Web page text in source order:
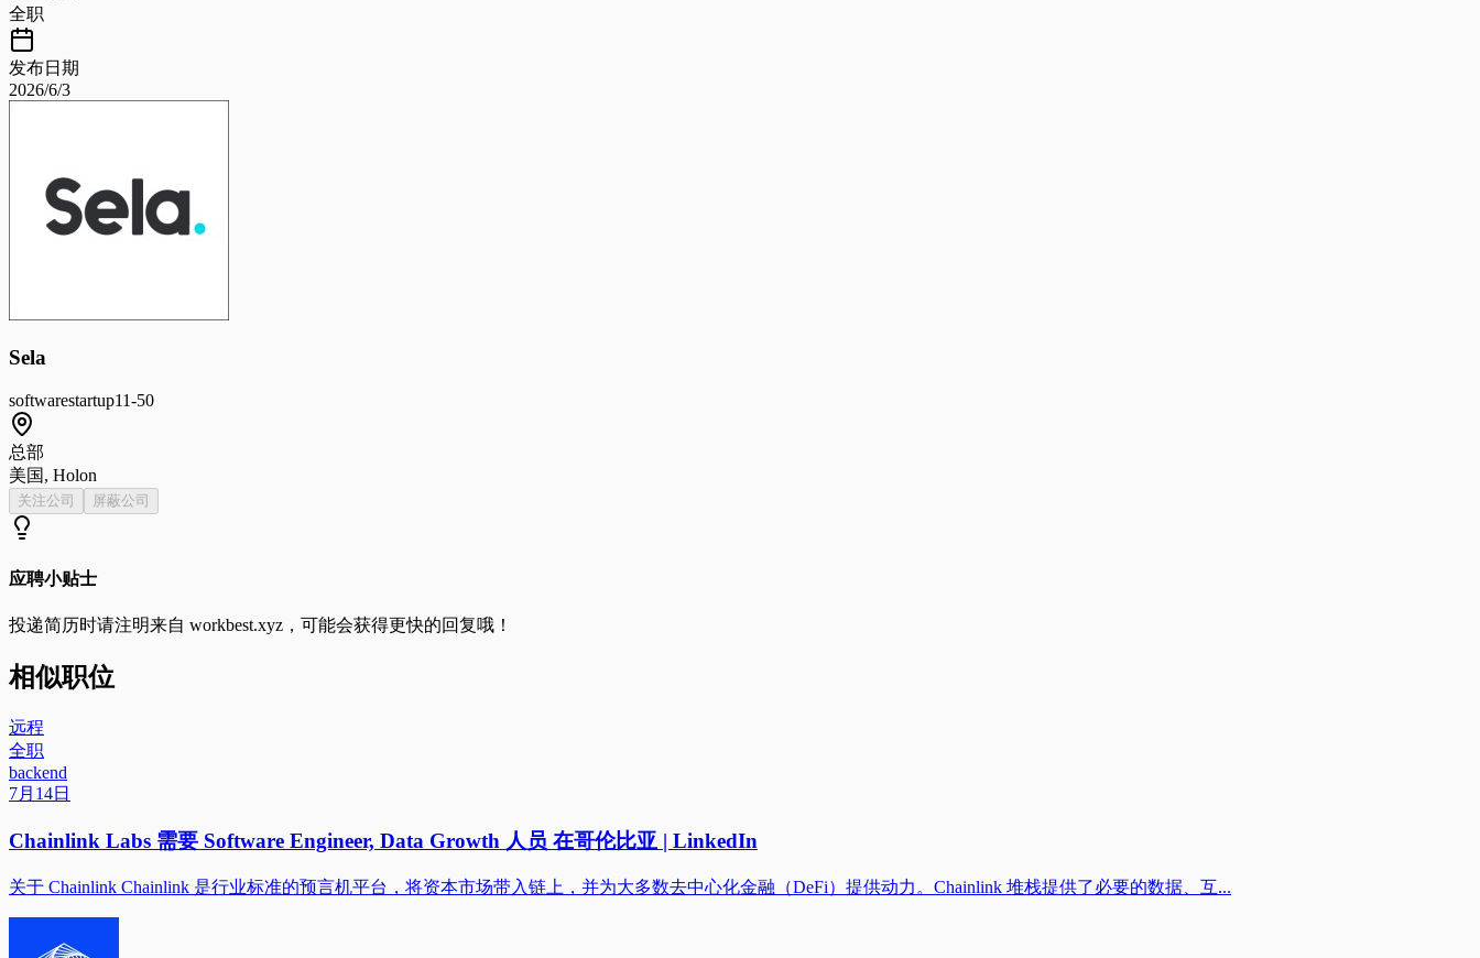
全职
发布日期
2026/6/3
Sela
softwarestartup11-50
总部
美国, Holon
关注公司 屏蔽公司
应聘小贴士
投递简历时请注明来自 workbest.xyz ，可能会获得更快的回复哦！
相似职位
远程
全职
backend
7月14日
Chainlink Labs 需要 Software Engineer, Data Growth 人员 在哥伦比亚 | LinkedIn
关于 Chainlink Chainlink 是行业标准的预言机平台，将资本市场带入链上，并为大多数去中心化金融（DeFi）提供动力。Chainlink 堆栈提供了必要的数据、互...